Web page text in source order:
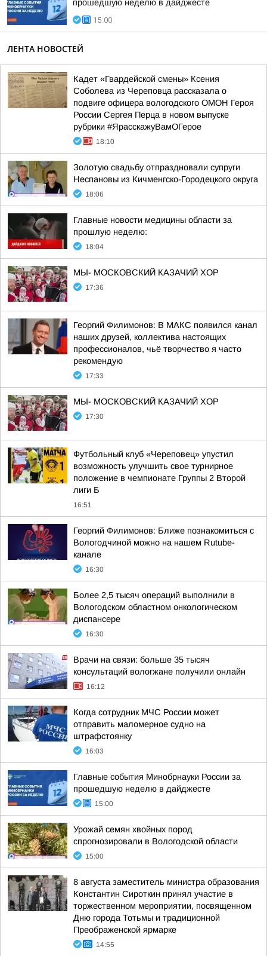
прошедшую неделю в дайджесте
15:00
ЛЕНТА НОВОСТЕЙ
Кадет «Гвардейской смены» Ксения
Соболева из Череповца рассказала о
подвиге офицера вологодского ОМОН Героя
России Сергея Перца в новом выпуске
рубрики #ЯрасскажуВамОГерое
18:10
Золотую свадьбу отпраздновали супруги
Неспановы из Кичменгско-Городецкого округа
18:06
Главные новости медицины области за
прошлую неделю:
18:04
МЫ- МОСКОВСКИЙ КАЗАЧИЙ ХОР
17:36
Георгий Филимонов: В МАКС появился канал
наших друзей, коллектива настоящих
профессионалов, чьё творчество я часто
рекомендую
17:33
МЫ- МОСКОВСКИЙ КАЗАЧИЙ ХОР
17:30
Футбольный клуб «Череповец» упустил
возможность улучшить свое турнирное
положение в чемпионате Группы 2 Второй
лиги Б
16:51
Георгий Филимонов: Ближе познакомиться с
Вологодчиной можно на нашем Rutube-
канале
16:30
Более 2,5 тысяч операций выполнили в
Вологодском областном онкологическом
диспансере
16:30
Врачи на связи: больше 35 тысяч
консультаций вологжане получили онлайн
16:12
Когда сотрудник МЧС России может
отправить маломерное судно на
штрафстоянку
16:03
Главные события Минобрнауки России за
прошедшую неделю в дайджесте
15:00
Урожай семян хвойных пород
спрогнозировали в Вологодской области
15:00
8 августа заместитель министра образования
Константин Сироткин принял участие в
торжественном мероприятии, посвященном
Дню города Тотьмы и традиционной
Преображенской ярмарке
14:55